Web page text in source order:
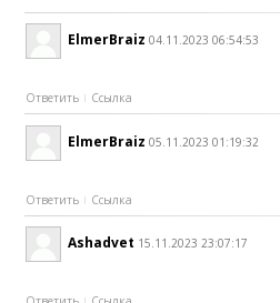
ElmerBraiz 04.11.2023 06:54:53
Ответить Ссылка
ElmerBraiz 05.11.2023 01:19:32
Ответить Ссылка
Ashadvet 15.11.2023 23:07:17